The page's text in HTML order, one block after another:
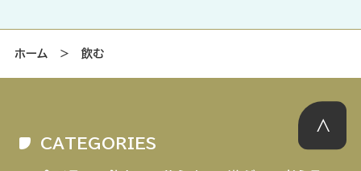
ホーム＞ 飲む
CATEGORIES